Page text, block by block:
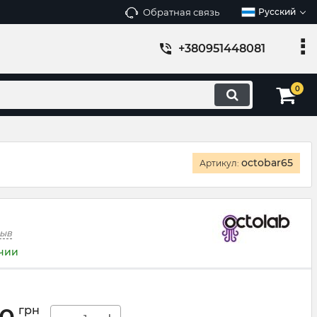
Обратная связь Русский
+380951448081
0
Артикул: octobar65
грн